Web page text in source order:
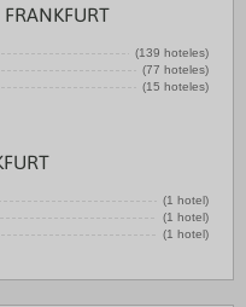
(139 hoteles)
(77 hoteles)
(15 hoteles)
(1 hotel)
(1 hotel)
(1 hotel)